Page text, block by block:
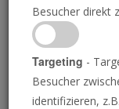
MELISSA BARREIRO/DIE POSAUNE
Besucher direkt
Targeting -
Besucher
identifizieren,